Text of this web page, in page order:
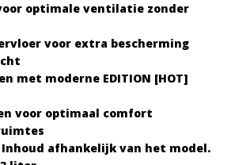
optimale ventilatie zonder
voor extra bescherming
met moderne EDITION [HOT]
voor optimaal comfort
afhankelijk van het model.